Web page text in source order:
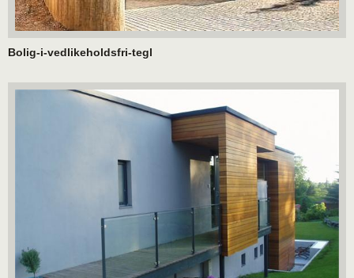
Bolig-i-vedlikeholdsfri-tegl